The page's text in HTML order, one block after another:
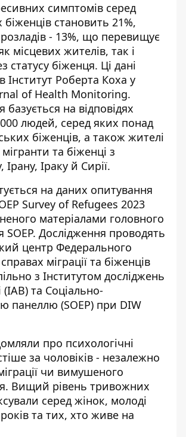
симптомів серед
біженців становить 21%,
- 13%, що перевищує
місцевих жителів, так і
статусу біженця. Ці дані
Інститут Роберта Коха у
of Health Monitoring.
базується на відповідях
людей, серед яких понад
біженців, а також жителі
та біженці з
Ірану, Іраку й Сирії.
на даних опитування
Survey of Refugees 2023
матеріалами головного
SOEP. Дослідження проводять
центр Федерального
міграції та біженців
з Інститутом досліджень
та Соціально-
панеллю (SOEP) при DIW
про психологічні
за чоловіків - незалежно
чи вимушеного
Вищий рівень тривожних
серед жінок, молоді
та тих, хто живе на